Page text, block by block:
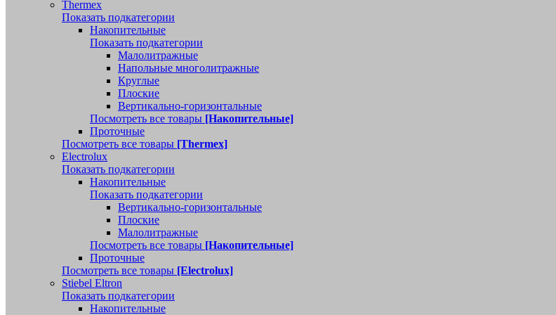
Thermex
Показать подкатегории
Накопительные
Показать подкатегории
Малолитражные
Напольные многолитражные
Круглые
Плоские
Вертикально-горизонтальные
Посмотреть все товары [Накопительные]
Проточные
Посмотреть все товары [Thermex]
Electrolux
Показать подкатегории
Накопительные
Показать подкатегории
Вертикально-горизонтальные
Плоские
Малолитражные
Посмотреть все товары [Накопительные]
Проточные
Посмотреть все товары [Electrolux]
Stiebel Eltron
Показать подкатегории
Накопительные